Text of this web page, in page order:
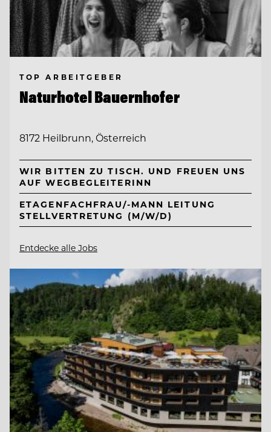
TOP ARBEITGEBER
Naturhotel Bauernhofer
8172 Heilbrunn, Österreich
WIR BITTEN ZU TISCH. UND FREUEN UNS
AUF WEGBEGLEITERINN
ETAGENFACHFRAU/-MANN LEITUNG
STELLVERTRETUNG (M/W/D)
Entdecke alle Jobs